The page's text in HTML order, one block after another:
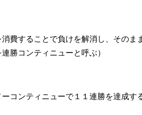
消費することで負けを解消し、そのま
連勝コンティニューと呼ぶ）
ーコンティニューで１１連勝を達成す